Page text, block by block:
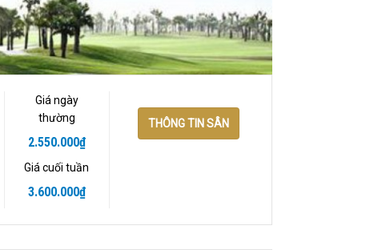
Giá ngày
thường
2.550.000₫
Giá cuối tuần
3.600.000₫
THÔNG TIN SÂN